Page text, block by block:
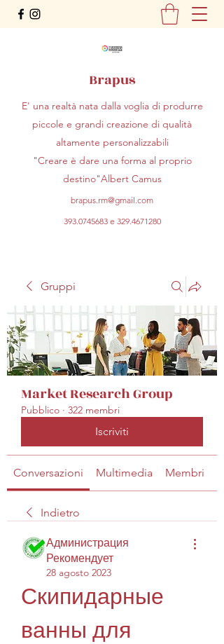
Brapus
E' una realtà nata dalla voglia di produrre
piccole e grandi creazione di qualità
altamente personalizzabili
"Creare è dare una forma al proprio
destino"Albert Camus
brapus.rm@gmail.com
393.0745683e 329.4671280
Gruppi
Market Research Group
Pubblico · 322 membri
Iscriviti
Conversazioni Multimedia Membri
Indietro
Администрация
Рекомендует
28 agosto 2023
Скипидарные
ванны для